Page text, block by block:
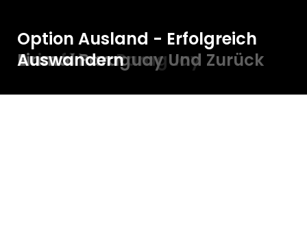
Reiseführer Paraguay
Einmal Paraguay Und Zurück
Option Ausland - Erfolgreich
Auswandern